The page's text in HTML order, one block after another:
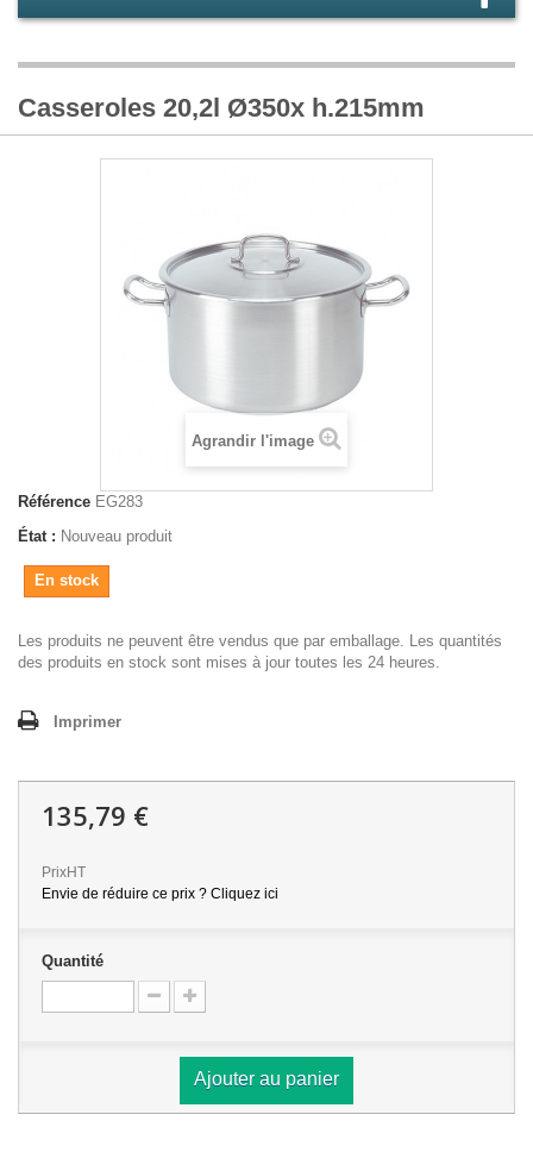
Casseroles 20,2l Ø350x h.215mm
Agrandir l'image
Référence EG283
État : Nouveau produit
En stock
Les produits ne peuvent être vendus que par emballage. Les quantités
des produits en stock sont mises à jour toutes les 24 heures.
Imprimer
135,79 €
PrixHT
Envie de réduire ce prix ? Cliquez ici
Quantité
Ajouter au panier